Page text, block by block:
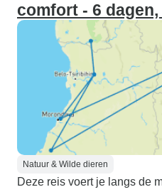
comfort - 6
Natuur & Wilde dieren
Deze reis voert je langs de